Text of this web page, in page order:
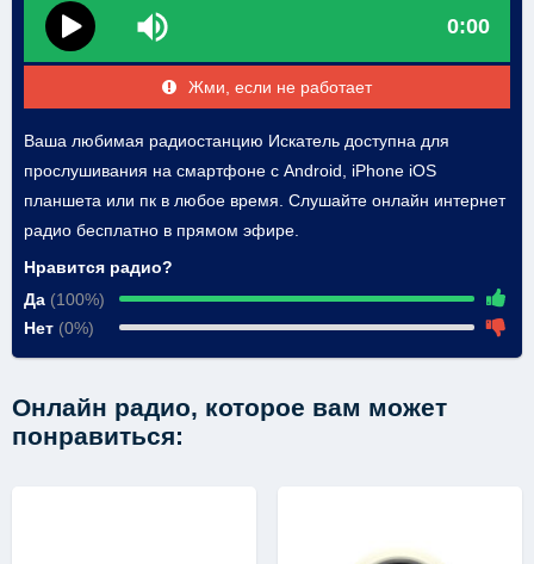
0:00
Жми, если не работает
Ваша любимая радиостанцию Искатель доступна для
прослушивания на смартфоне с Android, iPhone iOS
планшета или пк в любое время. Слушайте онлайн интернет
радио бесплатно в прямом эфире.
Нравится радио?
Да (100%)
Нет (0%)
Онлайн радио, которое вам может
понравиться: